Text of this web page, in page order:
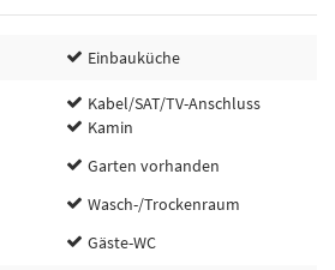
Einbauküche
Kabel/SAT/TV-Anschluss
Kamin
Garten vorhanden
Wasch-/Trockenraum
Gäste-WC